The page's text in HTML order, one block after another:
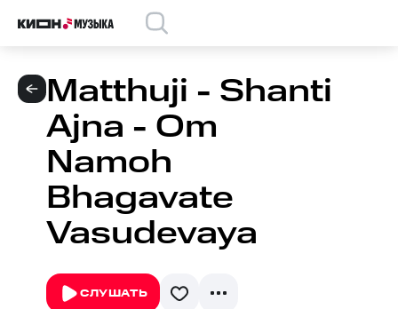
Matthuji - Shanti
Ajna - Om
Namoh
Bhagavate
Vasudevaya
СЛУШАТЬ